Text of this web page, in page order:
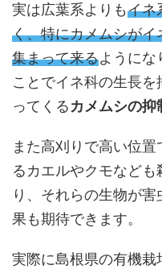
実は広葉系よりもイネ
く、特にカメムシが
集まって来るようにな
ことでイネ科の生長
ってくるカメムシの抑
また高刈りで高い位
るカエルやクモなど
り、それらの生物が
果も期待できます。
実際に島根県の有機